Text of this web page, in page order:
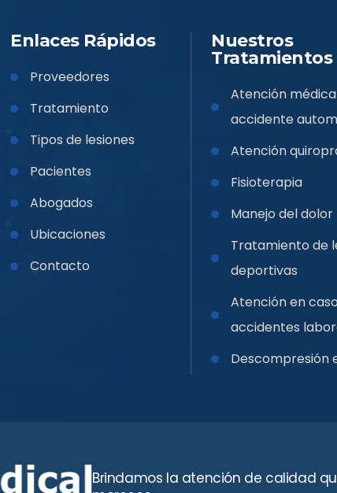
Enlaces Rápidos
Proveedores
Tratamiento
Tipos de lesiones
Pacientes
Abogados
Ubicaciones
Contacto
Nuestros
Tratamientos
Atención
accidente
Atención
Fisioterapia
Manejo del dolor
Tratamiento de
deportivas
Atención en
accidentes
Descompresión
Brindamos la atención de calidad